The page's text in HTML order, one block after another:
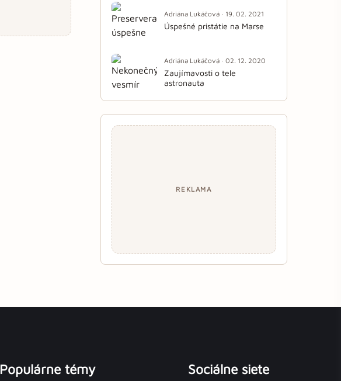
Adriána Lukáčová · 19. 02. 2021
Úspešné pristátie na Marse
Adriána Lukáčová · 02. 12. 2020
Zaujímavosti o tele
astronauta
REKLAMA
Populárne témy Sociálne siete